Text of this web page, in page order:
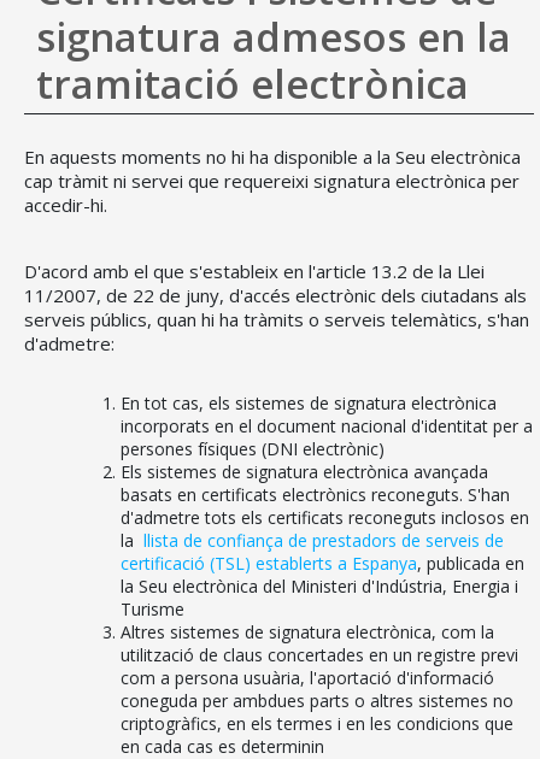
Mapa web
Ajuda
signatura admesos en la
tramitació electrònica
En aquests moments no hi ha disponible a la Seu electrònica
cap tràmit ni servei que requereixi signatura electrònica per
accedir-hi.
D'acord amb el que s'estableix en l'article 13.2 de la Llei
11/2007, de 22 de juny, d'accés electrònic dels ciutadans als
serveis públics, quan hi ha tràmits o serveis telemàtics, s'han
d'admetre:
En tot cas, els sistemes de signatura electrònica
incorporats en el document nacional d'identitat per a
persones físiques (DNI electrònic)
Els sistemes de signatura electrònica avançada
basats en certificats electrònics reconeguts. S'han
d'admetre tots els certificats reconeguts inclosos en
la llista de confiança de prestadors de serveis de
certificació (TSL) establerts a Espanya, publicada en
la Seu electrònica del Ministeri d'Indústria, Energia i
Turisme
Altres sistemes de signatura electrònica, com la
utilització de claus concertades en un registre previ
com a persona usuària, l'aportació d'informació
coneguda per ambdues parts o altres sistemes no
criptogràfics, en els termes i en les condicions que
en cada cas es determinin